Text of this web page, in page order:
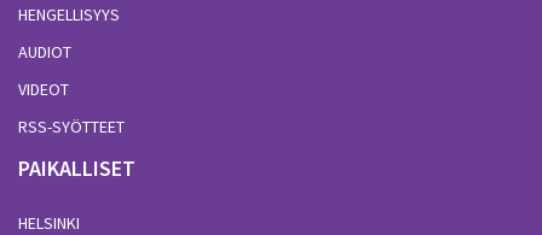
HENGELLISYYS
AUDIOT
VIDEOT
RSS-SYÖTTEET
PAIKALLISET
HELSINKI